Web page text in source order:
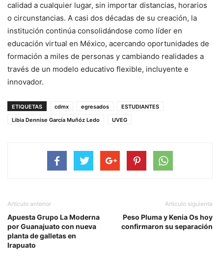
calidad a cualquier lugar, sin importar distancias, horarios
o circunstancias. A casi dos décadas de su creación, la
institución continúa consolidándose como líder en
educación virtual en México, acercando oportunidades de
formación a miles de personas y cambiando realidades a
través de un modelo educativo flexible, incluyente e
innovador.
ETIQUETAS cdmx egresados
ESTUDIANTES
Libia Dennise García Muñóz Ledo
UVEG
Artículo anterior
Apuesta Grupo La Moderna
por Guanajuato con nueva
planta de galletas en
Irapuato
Artículo siguiente
Peso Pluma y Kenia Os hoy
confirmaron su separación